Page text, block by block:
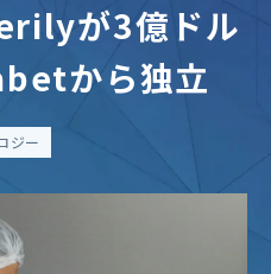
が3億ドル
から独立
ジー